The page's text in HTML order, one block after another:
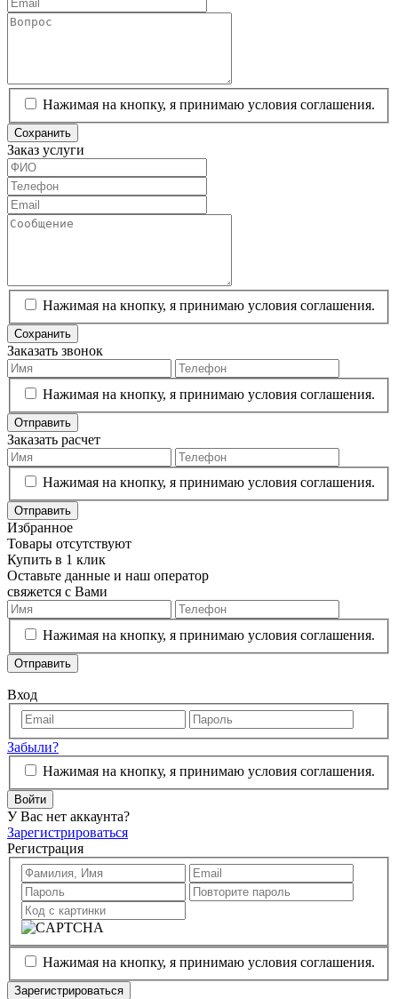
Нажимая на кнопку, я принимаю условия соглашения.
Сохранить
Заказ услуги
Нажимая на кнопку, я принимаю условия соглашения.
Сохранить
Заказать звонок
Нажимая на кнопку, я принимаю условия соглашения.
Отправить
Заказать расчет
Нажимая на кнопку, я принимаю условия соглашения.
Отправить
Избранное
Товары отсутствуют
Купить в 1 клик
Оставьте данные и наш оператор
свяжется с Вами
Нажимая на кнопку, я принимаю условия соглашения.
Отправить
Вход
Забыли?
Нажимая на кнопку, я принимаю условия соглашения.
Войти
У Вас нет аккаунта?
Зарегистрироваться
Регистрация
Нажимая на кнопку, я принимаю условия соглашения.
Зарегистрироваться